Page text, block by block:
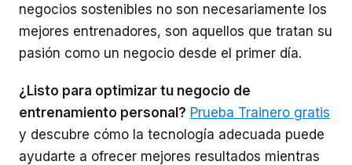
negocios sostenibles no son necesariamente los
mejores entrenadores, son aquellos que tratan su
pasión como un negocio desde el primer día.
¿Listo para optimizar tu negocio de
entrenamiento personal? Prueba Trainero gratis
y descubre cómo la tecnología adecuada puede
ayudarte a ofrecer mejores resultados mientras